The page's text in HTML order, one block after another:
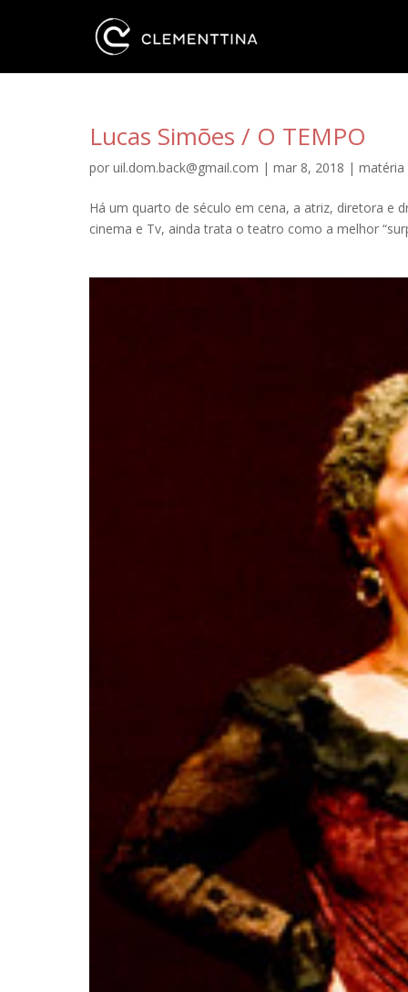
Lucas Simões / O TEMPO
por uil.dom.back@gmail.com | mar 8, 2018 | matéria
Há um quarto de século em cena, a atriz, diretora e
cinema e Tv, ainda trata o teatro como a melhor